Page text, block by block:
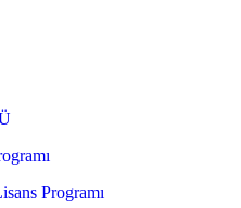
Programı